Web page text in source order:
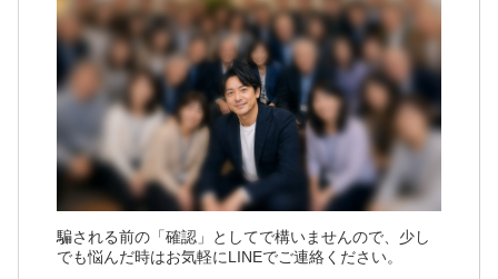
騙される前の「確認」としてで構いませんので、少し
でも悩んだ時はお気軽にLINEでご連絡ください。